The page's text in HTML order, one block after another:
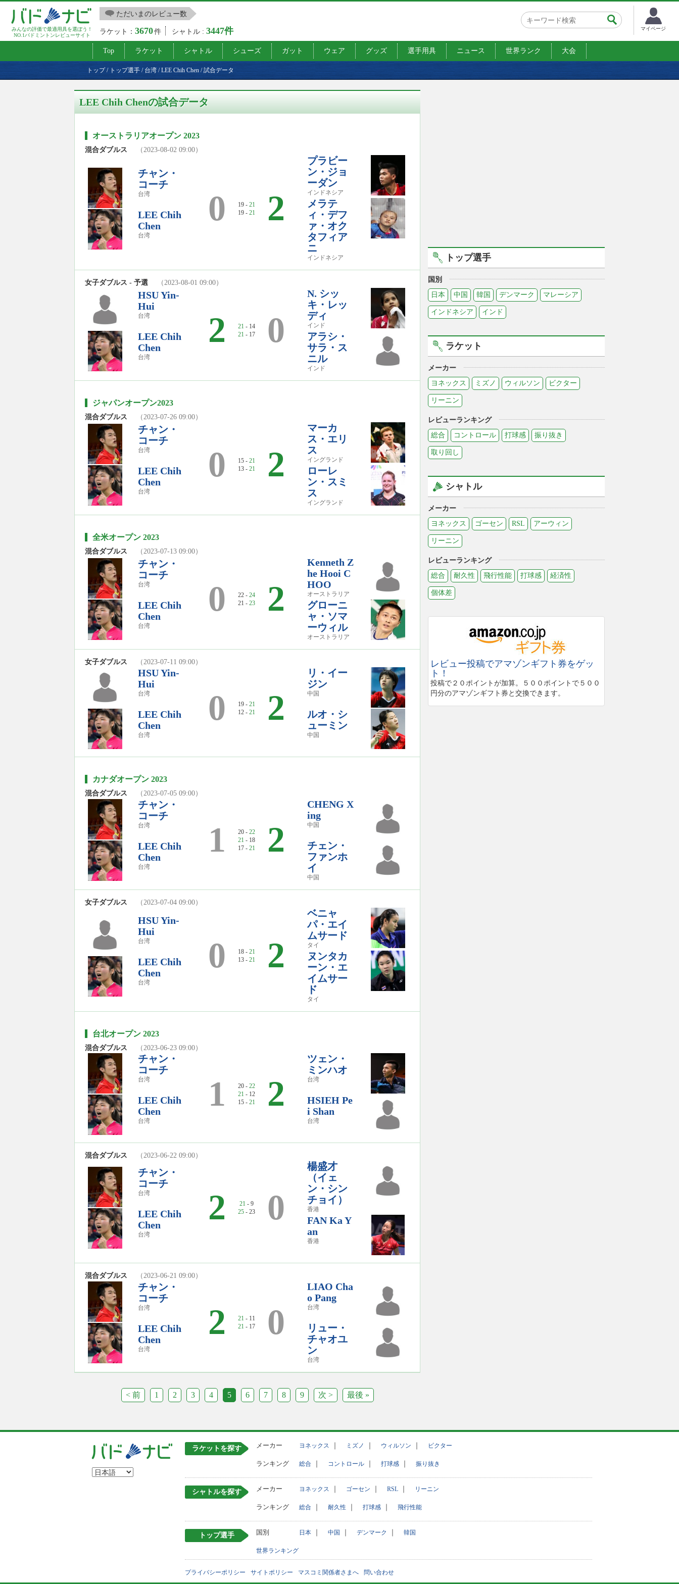
みんなの評価で最適用具を選ぼう！
NO.1バドミントンレビューサイト
ただいまのレビュー数
ラケット：3670件 シャトル :3447件 マイページ
Top ラケット シャトル シューズ ガット ウェア グッズ 選手用具 ニュース 世界ランク 大会
トップ/ トップ選手 / 台湾 /LEE Chih Chen /試合データ
LEE Chih Chenの試合データ
オーストラリアオープン 2023
混合ダブルス （2023-08-02 09:00）
チャン・
コーチ
台湾
LEE Chih
Chen
台湾
0 19 - 21
19 - 21 2
プラビー
ン・ジョ
ーダン
インドネシア
メラテ
ィ・デフ
ァ・オク
タフィア
ニ
インドネシア
女子ダブルス - 予選 （2023-08-01 09:00）
HSU Yin-
Hui
台湾
LEE Chih
Chen
台湾
2 21 - 14
21 - 17 0
N. シッ
キ・レッ
ディ
インド
アラシ・
サラ・ス
ニル
インド
ジャパンオープン2023
混合ダブルス （2023-07-26 09:00）
チャン・
コーチ
台湾
LEE Chih
Chen
台湾
0 15 - 21
13 - 21 2
マーカ
ス・エリ
ス
イングランド
ローレ
ン・スミ
ス
イングランド
全米オープン 2023
混合ダブルス （2023-07-13 09:00）
チャン・
コーチ
台湾
LEE Chih
Chen
台湾
0 22 - 24
21 - 23 2
Kenneth Z
he Hooi C
HOO
オーストラリア
グローニ
ャ・ソマ
ーウィル
オーストラリア
女子ダブルス （2023-07-11 09:00）
HSU Yin-
Hui
台湾
LEE Chih
Chen
台湾
0 19 - 21
12 - 21 2
リ・イー
ジン
中国
ルオ・シ
ューミン
中国
カナダオープン 2023
混合ダブルス （2023-07-05 09:00）
チャン・
コーチ
台湾
LEE Chih
Chen
台湾
1 20 - 22
21 - 18
17 - 21 2
CHENG X
ing
中国
チェン・
ファンホ
イ
中国
女子ダブルス （2023-07-04 09:00）
HSU Yin-
Hui
台湾
LEE Chih
Chen
台湾
0 18 - 21
13 - 21 2
ベニャ
パ・エイ
ムサード
タイ
ヌンタカ
ーン・エ
イムサー
ド
タイ
台北オープン 2023
混合ダブルス （2023-06-23 09:00）
チャン・
コーチ
台湾
LEE Chih
Chen
台湾
1 20 - 22
21 - 12
15 - 21 2
ツェン・
ミンハオ
台湾
HSIEH Pe
i Shan
台湾
混合ダブルス （2023-06-22 09:00）
チャン・
コーチ
台湾
LEE Chih
Chen
台湾
2 21 - 9
25 - 23 0
楊盛才
（イェ
ン・シン
チョイ）
香港
FAN Ka Y
an
香港
混合ダブルス （2023-06-21 09:00）
チャン・
コーチ
台湾
LEE Chih
Chen
台湾
2 21 - 11
21 - 17 0
LIAO Cha
o Pang
台湾
リュー・
チャオユ
ン
台湾
< 前 1 2 3 4 5 6 7 8 9 次 > 最後 »
トップ選手
国別
日本
中国 韓国 デンマーク マレーシア
インドネシア インド
ラケット
メーカー
ヨネックス
ミズノ ウィルソン ビクター
リーニン
レビューランキング
総合
コントロール 打球感 振り抜き
取り回し
シャトル
メーカー
ヨネックス
ゴーセン RSL アーウィン
リーニン
レビューランキング
総合
耐久性 飛行性能 打球感 経済性
個体差
レビュー投稿でアマゾンギフト券をゲッ
ト！
投稿で２０ポイントが加算。５００ポイントで５００
円分のアマゾンギフト券と交換できます。
ラケットを探す メーカー ヨネックス ｜ ミズノ ｜ ウィルソン ｜ ビクター
ランキング 総合 ｜ コントロール ｜ 打球感 ｜ 振り抜き
シャトルを探す メーカー ヨネックス ｜ ゴーセン ｜ RSL ｜ リーニン
ランキング 総合 ｜ 耐久性 ｜ 打球感 ｜ 飛行性能
トップ選手 国別 日本 ｜ 中国 ｜ デンマーク ｜ 韓国
世界ランキング
プライバシーポリシー サイトポリシー マスコミ関係者さまへ 問い合わせ